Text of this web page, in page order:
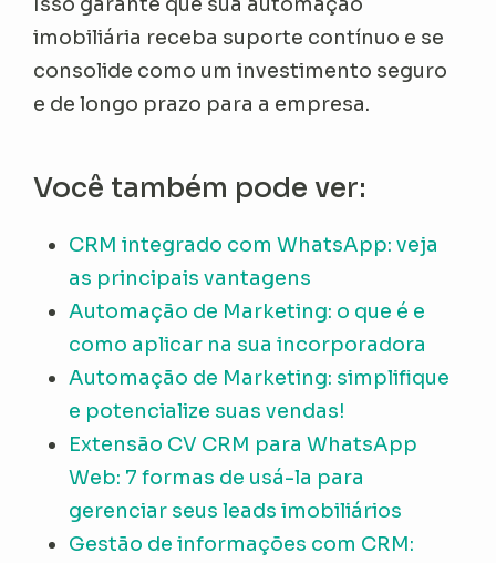
imobiliária receba suporte contínuo e se
consolide como um investimento seguro
e de longo prazo para a empresa.
Você também pode ver:
CRM integrado com WhatsApp: veja
as principais vantagens
Automação de Marketing: o que é e
como aplicar na sua incorporadora
Automação de Marketing: simplifique
e potencialize suas vendas!
Extensão CV CRM para WhatsApp
Web: 7 formas de usá-la para
gerenciar seus leads imobiliários
Gestão de informações com CRM: